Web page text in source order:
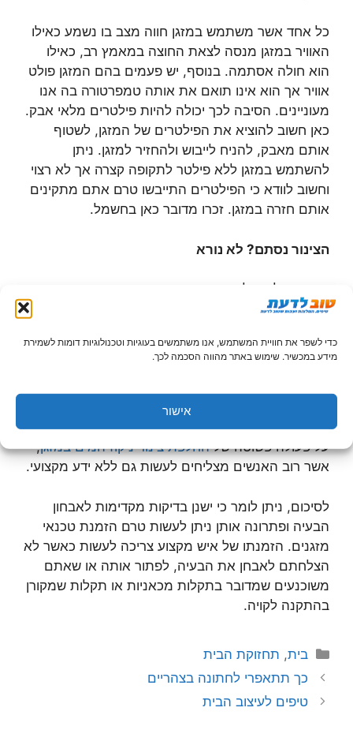
כדי לשפר את חוויית המשתמש, אנו משתמשים בעוגיות וטכנולוגיות דומות לשמירת
מידע במכשיר. שימוש באתר מהווה הסכמה לכך.
אישור
כל אחד אשר משתמש במזגן חווה מצב בו נשמע כאילו
האוויר במזגן מנסה לצאת החוצה במאמץ רב, כאילו
הוא חולה אסתמה. בנוסף, יש פעמים בהם המזגן פולט
אוויר אך הוא אינו תואם את אותה טמפרטורה בה אנו
מעוניינים. הסיבה לכך יכולה להיות פילטרים מלאי אבק.
כאן חשוב להוציא את הפילטרים של המזגן, לשטוף
אותם מאבק, להניח לייבוש ולהחזיר למזגן. ניתן
להשתמש במזגן ללא פילטר לתקופה קצרה אך לא רצוי
וחשוב לוודא כי הפילטרים התייבשו טרם אתם מתקינים
אותם חזרה במזגן. זכרו מדובר כאן בחשמל.
הצינור נסתם? לא נורא
בדומה אל הפילטרים, קיימים גם מצבים בהם הצינור
של המזגן נסתם. גם כאן לא צריך לקרוא לטכנאי
בעצמכם. כאן, כל שצריך הוא לנשוף אל תוך צינור המים
בבעיה בצינור, תוכלו לרכוש חדש ולהתקין אותו לפי
ההוראות וזאת במקום הוצאה על בעל מקצוע. מדובר
על פעולה פשוטה שלהחלפת צינור ניקוז המים במזגן,
אשר רוב האנשים מצליחים לעשות גם ללא ידע מקצועי.
לסיכום, ניתן לומר כי ישנן בדיקות מקדימות לאבחון
הבעיה ופתרונה אותן ניתן לעשות טרם הזמנת טכנאי
מזגנים. הזמנתו של איש מקצוע צריכה לעשות כאשר לא
הצלחתם לאבחן את הבעיה, לפתור אותה או שאתם
משוכנעים שמדובר בתקלות מכאניות או תקלות שמקורן
בהתקנה לקויה.
קטגוריות
בית, תחזוקת הבית
כך תתאפרי לחתונה בצהריים
טיפים לעיצוב הבית